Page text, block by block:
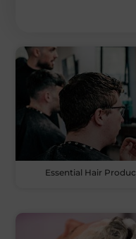
Essential Hair